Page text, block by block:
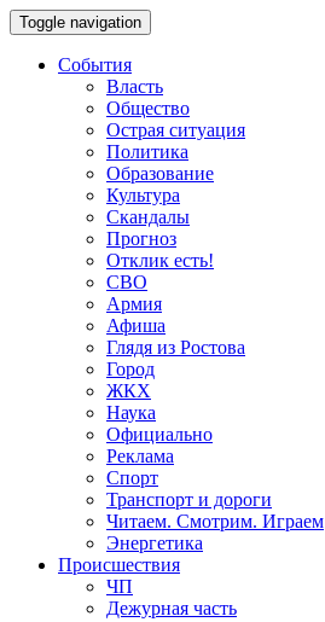
Toggle navigation
События
Власть
Общество
Острая ситуация
Политика
Образование
Культура
Скандалы
Прогноз
Отклик есть!
СВО
Армия
Афиша
Глядя из Ростова
Город
ЖКХ
Наука
Официально
Реклама
Спорт
Транспорт и дороги
Читаем. Смотрим. Играем
Энергетика
Происшествия
ЧП
Дежурная часть